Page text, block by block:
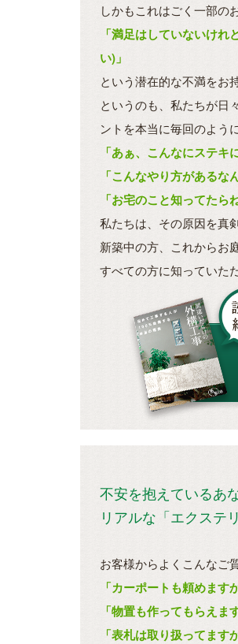
しかもこれはごく一部の
「満足はしていないけ
い)」
という潜在的な不満をお
というのも、私たちが日
ントを本当に毎回のよう
「あぁ、こんなにステキ
「こんなやり方があるな
「お宅のこと知ってたら
私たちは、その原因を真
新築中の方、これからお
すべての方に知っていた
不安を抱えているあ
リアルな「エクステ
お客様からよくこんなご
「カーポートも頼めます
「物置も作ってもらえま
「表札は取り扱ってます